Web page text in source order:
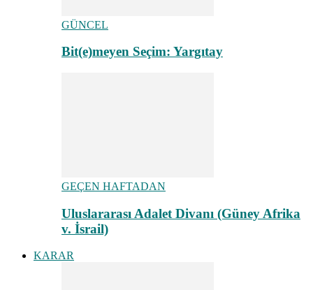
GÜNCEL
Bit(e)meyen Seçim: Yargıtay
GEÇEN HAFTADAN
Uluslararası Adalet Divanı (Güney Afrika
v. İsrail)
KARAR